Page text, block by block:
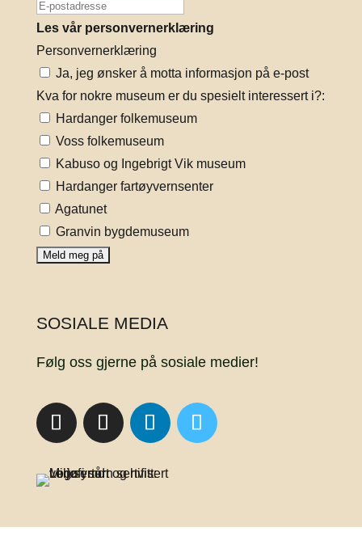
Les vår personvernerklæring
Personvernerklæring
Ja, jeg ønsker å motta informasjon på e-post
Kva for nokre museum er du spesielt interessert i?:
Hardanger folkemuseum
Voss folkemuseum
Kabuso og Ingebrigt Vik museum
Hardanger fartøyvernsenter
Agatunet
Granvin bygdemuseum
SOSIALE MEDIA
Følg oss gjerne på sosiale medier!